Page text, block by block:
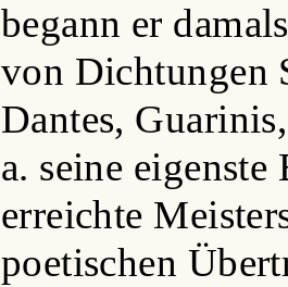
begann er
von Dichtungen
Dantes,
a. seine
erreichte
poetischen